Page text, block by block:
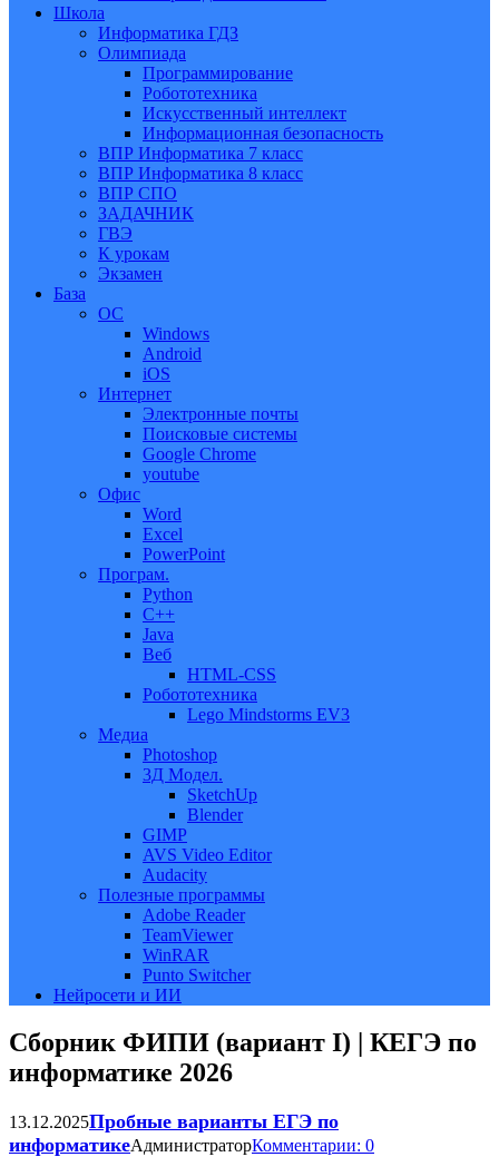
Школа
Информатика ГДЗ
Олимпиада
Программирование
Робототехника
Искусственный интеллект
Информационная безопасность
ВПР Информатика 7 класс
ВПР Информатика 8 класс
ВПР СПО
ЗАДАЧНИК
ГВЭ
К урокам
Экзамен
База
ОС
Windows
Android
iOS
Интернет
Электронные почты
Поисковые системы
Google Chrome
youtube
Офис
Word
Excel
PowerPoint
Програм.
Python
C++
Java
Веб
HTML-CSS
Робототехника
Lego Mindstorms EV3
Медиа
Photoshop
3Д Модел.
SketchUp
Blender
GIMP
AVS Video Editor
Audacity
Полезные программы
Adobe Reader
TeamViewer
WinRAR
Punto Switcher
Нейросети и ИИ
Сборник ФИПИ (вариант I) | КЕГЭ по
информатике 2026
13.12.2025Пробные варианты ЕГЭ по
информатикеАдминистраторКомментарии: 0